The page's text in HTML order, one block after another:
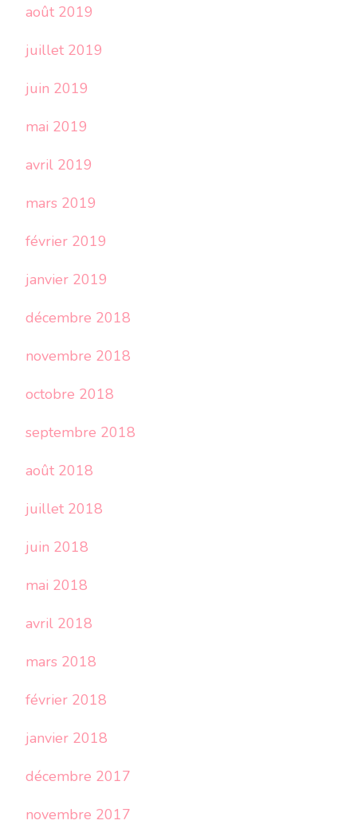
août 2019
juillet 2019
juin 2019
mai 2019
avril 2019
mars 2019
février 2019
janvier 2019
décembre 2018
novembre 2018
octobre 2018
septembre 2018
août 2018
juillet 2018
juin 2018
mai 2018
avril 2018
mars 2018
février 2018
janvier 2018
décembre 2017
novembre 2017